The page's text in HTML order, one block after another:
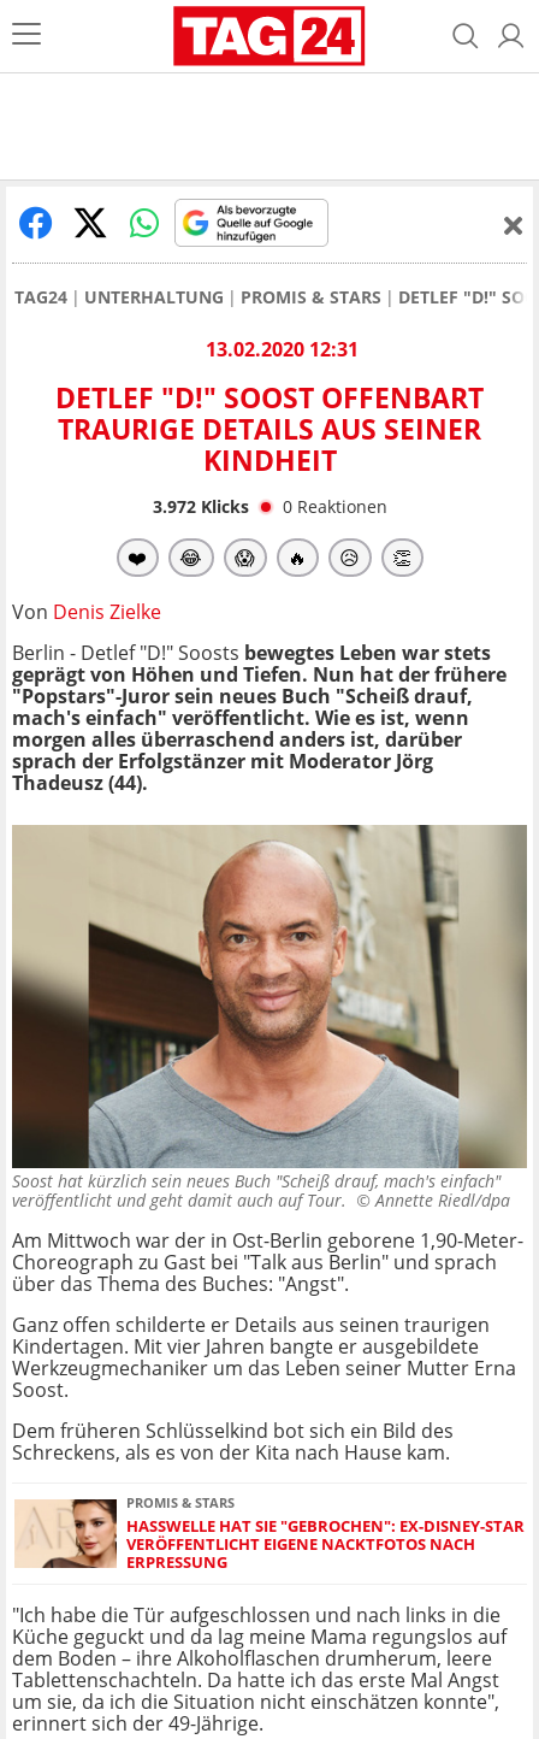
TAG24 UNTERHALTUNG PROMIS & STARS DETLEF "D!"
13.02.2020 12:31
DETLEF "D!" SOOST OFFENBART
TRAURIGE DETAILS AUS SEINER
KINDHEIT
3.972Klicks 0 Reaktionen
❤️ 😂 😱 🔥 😥 👏
Von Denis Zielke
Berlin - Detlef "D!" Soosts bewegtes Leben war stets
geprägt von Höhen und Tiefen. Nun hat der frühere
"Popstars"-Juror sein neues Buch "Scheiß drauf,
mach's einfach" veröffentlicht. Wie es ist, wenn
morgen alles überraschend anders ist, darüber
sprach der Erfolgstänzer mit Moderator Jörg
Thadeusz (44).
Soost hat kürzlich sein neues Buch "Scheiß drauf, mach's einfach"
veröffentlicht und geht damit auch auf Tour. ©Annette Riedl/dpa
Am Mittwoch war der in Ost-Berlin geborene 1,90-Meter-
Choreograph zu Gast bei "Talk aus Berlin" und sprach
über das Thema des Buches: "Angst".
Ganz offen schilderte er Details aus seinen traurigen
Kindertagen. Mit vier Jahren bangte er ausgebildete
Werkzeugmechaniker um das Leben seiner Mutter Erna
Soost.
Dem früheren Schlüsselkind bot sich ein Bild des
Schreckens, als es von der Kita nach Hause kam.
PROMIS & STARS
HASSWELLE HAT SIE "GEBROCHEN": EX-DISNEY-STAR
VERÖFFENTLICHT EIGENE NACKTFOTOS NACH
ERPRESSUNG
"Ich habe die Tür aufgeschlossen und nach links in die
Küche geguckt und da lag meine Mama regungslos auf
dem Boden – ihre Alkoholflaschen drumherum, leere
Tablettenschachteln. Da hatte ich das erste Mal Angst
um sie, da ich die Situation nicht einschätzen konnte",
erinnert sich der 49-Jährige.